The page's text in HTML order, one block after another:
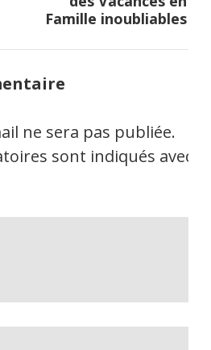
Famille inoubliables
ne sera pas publiée.
sont indiqués avec